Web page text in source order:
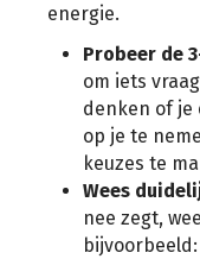
energie.
Probeer de
om iets
denken of je
op je te
keuzes te
Wees
nee zegt,